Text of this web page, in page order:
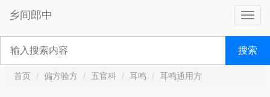
乡间郎中
搜索
首页 偏方验方 五官科 耳鸣 耳鸣通用方